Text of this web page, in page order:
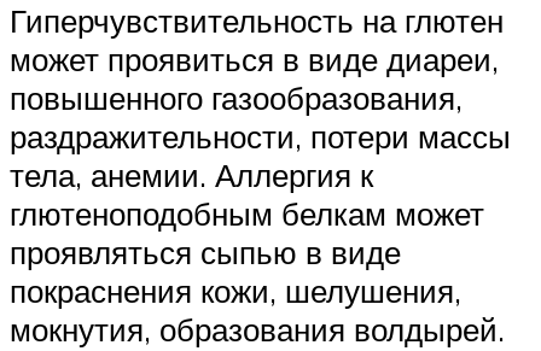
Гиперчувствительность на глютен
может проявиться в виде диареи,
повышенного газообразования,
раздражительности, потери массы
тела, анемии. Аллергия к
глютеноподобным белкам может
проявляться сыпью в виде
покраснения кожи, шелушения,
мокнутия, образования волдырей.